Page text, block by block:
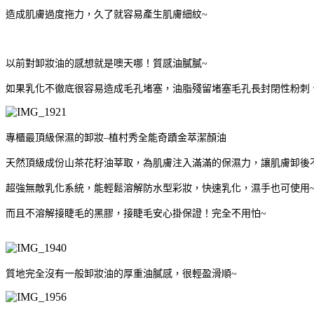
造成肌膚過度拖力，久了就容易產生肌膚細紋~
以前對卸妝油的感想就是噢天哪！質感油膩膩~
如果乳化不徹底很容易造成毛孔堵塞，油脂殘留堵塞毛孔長封閉性粉刺
專櫃最頂級保濕的卸妝–植村秀全能奇蹟金萃潔顏油
天然頂級成份山茶花籽油莘取 ，為肌膚注入滿滿的保濕力，讓肌膚卸後
超強無敵乳化系統，能輕鬆溶解防水型彩妝，快速乳化，濕手也可使用
而且不溶解接睫毛的黑膠，接睫毛安心掛保證！完全不用怕~
質地完全沒有一般卸妝油的厚重油膩感，很輕盈滑順~